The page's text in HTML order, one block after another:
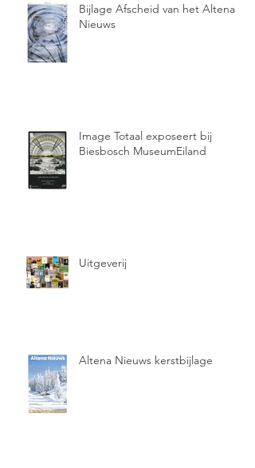
Bijlage Afscheid van het Altena
Nieuws
Image Totaal exposeert bij
Biesbosch MuseumEiland
Uitgeverij
Altena Nieuws kerstbijlage